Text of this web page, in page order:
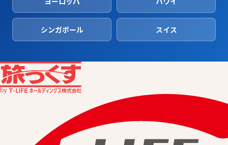
シンガポール スイス